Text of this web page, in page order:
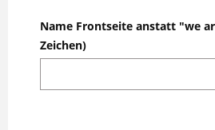
Name Frontseite anstatt "we
Zeichen)